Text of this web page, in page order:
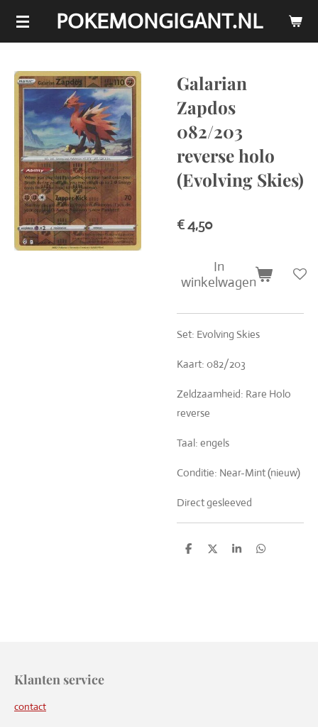
Ga
de
hoofdinhoud
POKEMONGIGANT.NL
Galarian
Zapdos
082/203
reverse holo
(Evolving Skies)
€ 4,50
In
winkelwagen
Set: Evolving Skies
Kaart: 082/203
Zeldzaamheid: Rare Holo
reverse
Taal: engels
Conditie: Near-Mint (nieuw)
Direct gesleeved
D
D
S
D
Klanten service
contact